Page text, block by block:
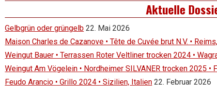
Aktuelle
Gelbgrün oder grüngelb 22. Mai 2026
Maison Charles de Cazanove • Tête de Cuvée brut N.V. •
Weingut Bauer • Terrassen Roter Veltliner trocken 2024 •
Weingut Am Vögelein • Nordheimer SILVANER trocken 2025 •
Feudo Arancio • Grillo 2024 • Sizilien, Italien 22. Februar 2026